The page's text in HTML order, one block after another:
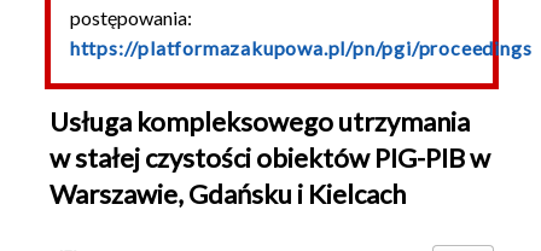
Roboty budowlane
Niepodlegające PZP
Archiwum
Sprzedaż samochodów
Sprzedaż nieruchomości
postępowania:
https://platformazakupowa.pl/pn/pgi/proceedings
Usługa kompleksowego utrzymania
w stałej czystości obiektów PIG-PIB w
Warszawie, Gdańsku i Kielcach